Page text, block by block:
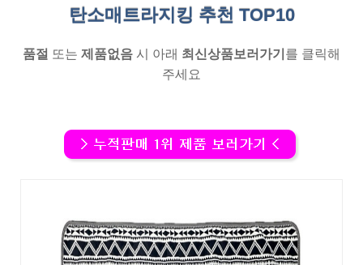
탄소매트라지킹 추천 TOP10
품절 또는 제품없음 시 아래 최신상품보러가기 를 클릭해
주세요